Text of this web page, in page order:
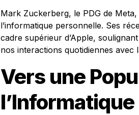
Mark Zuckerberg, le PDG de
l’informatique personnelle. Ses
cadre supérieur d’Apple,
nos interactions quotidiennes avec
Vers une